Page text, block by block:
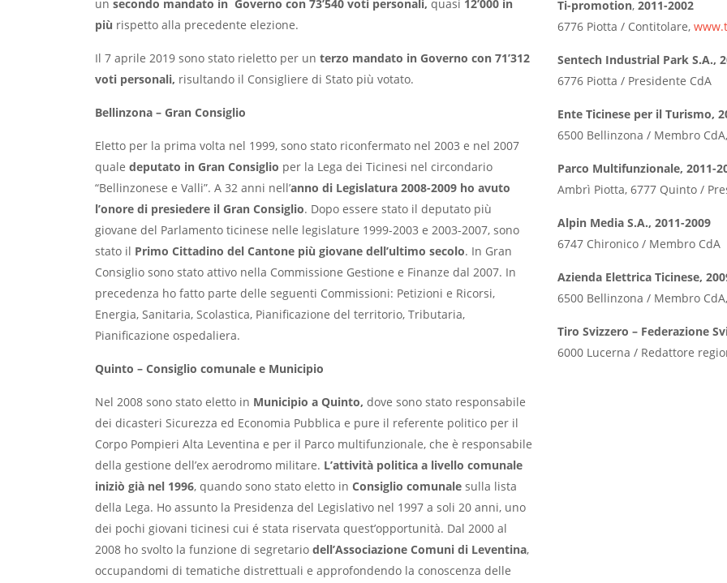
un secondo mandato in Governo con 73’540 voti personali, quasi 12’000 in
più rispetto alla precedente elezione.
Il 7 aprile 2019 sono stato rieletto per un terzo mandato in Governo con 71’312
voti personali, risultando il Consigliere di Stato più votato.
Bellinzona – Gran Consiglio
Eletto per la prima volta nel 1999, sono stato riconfermato nel 2003 e nel 2007
quale deputato in Gran Consiglio per la Lega dei Ticinesi nel circondario
“Bellinzonese e Valli”. A 32 anni nell’anno di Legislatura 2008-2009 ho avuto
l’onore di presiedere il Gran Consiglio. Dopo essere stato il deputato più
giovane del Parlamento ticinese nelle legislature 1999-2003 e 2003-2007, sono
stato il Primo Cittadino del Cantone più giovane dell’ultimo secolo. In Gran
Consiglio sono stato attivo nella Commissione Gestione e Finanze dal 2007. In
precedenza ho fatto parte delle seguenti Commissioni: Petizioni e Ricorsi,
Energia, Sanitaria, Scolastica, Pianificazione del territorio, Tributaria,
Pianificazione ospedaliera.
Quinto – Consiglio comunale e Municipio
Nel 2008 sono stato eletto in Municipio a Quinto, dove sono stato responsabile
dei dicasteri Sicurezza ed Economia Pubblica e pure il referente politico per il
Corpo Pompieri Alta Leventina e per il Parco multifunzionale, che è responsabile
della gestione dell’ex aerodromo militare. L’attività politica a livello comunale
iniziò già nel 1996, quando sono stato eletto in Consiglio comunale sulla lista
della Lega. Ho assunto la Presidenza del Legislativo nel 1997 a soli 20 anni, uno
dei pochi giovani ticinesi cui é stata riservata quest’opportunità. Dal 2000 al
2008 ho svolto la funzione di segretario dell’Associazione Comuni di Leventina,
occupandomi di tematiche distrettuali e approfondendo la conoscenza delle
Ti-promotion, 2011-2002
6776 Piotta / Contitolare,
Sentech Industrial Park S.A.,
6776 Piotta / Presidente CdA
Ente Ticinese per il Turismo,
6500 Bellinzona / Membro
Parco Multifunzionale, 2011-
Ambrì Piotta, 6777 Quinto /
Alpin Media S.A., 2011-2009
6747 Chironico / Membro CdA
Azienda Elettrica Ticinese,
6500 Bellinzona / Membro CdA,
Tiro Svizzero – Federazione
6000 Lucerna / Redattore